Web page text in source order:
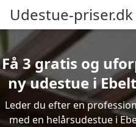
Udestue-priser.dk
Få 3 gratis og
ny udestue i
Leder du efter en
med en helårsudestue i